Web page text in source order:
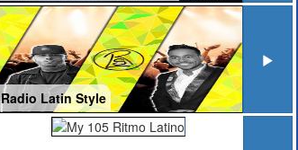
Radio Latin Style